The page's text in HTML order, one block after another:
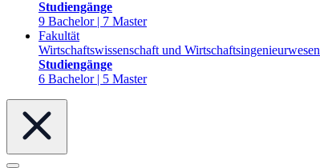
Studiengänge
9 Bachelor | 7 Master
Fakultät
Wirtschaftswissenschaft und Wirtschaftsingenieurwesen
Studiengänge
6 Bachelor | 5 Master